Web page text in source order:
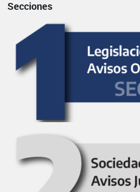
Secciones